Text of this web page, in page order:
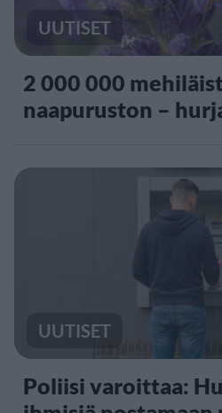
UUTISET
2 000 000
naapuruston –
UUTISET
Poliisi varoittaa: